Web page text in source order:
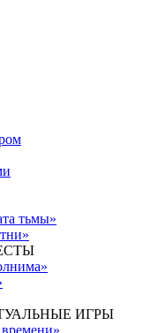
тьмы»
ИГРЫ